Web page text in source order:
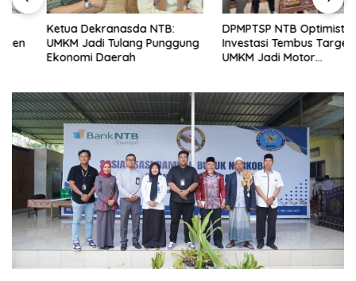
Ketua Dekranasda NTB:
UMKM Jadi Tulang Punggung
Ekonomi Daerah
DPMPTSP NTB Optimistis
Investasi Tembus Target,
UMKM Jadi Motor